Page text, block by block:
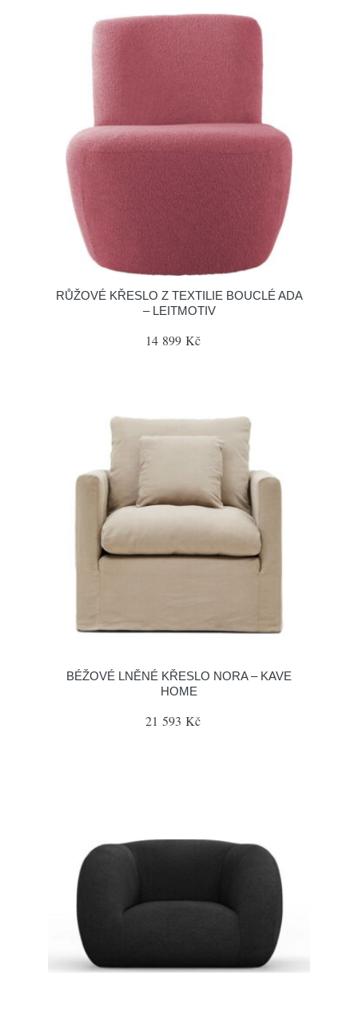
RŮŽOVÉ KŘESLO Z TEXTILIE BOUCLÉ ADA
– LEITMOTIV
14 899 Kč
BÉŽOVÉ LNĚNÉ KŘESLO NORA – KAVE
HOME
21 593 Kč